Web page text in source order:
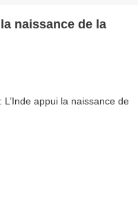
naissance de la